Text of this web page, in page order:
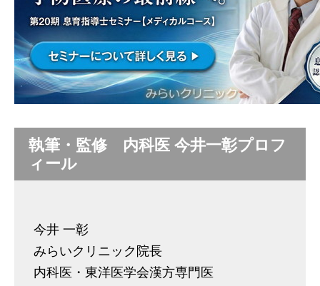
執筆・監修 内科医 今井一彰プロフ
ィール
今井 一彰
みらいクリニック院長
内科医・東洋医学会漢方専門医